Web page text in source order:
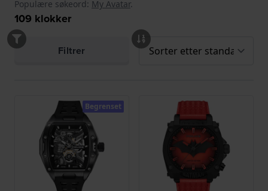
Populære søkeord: My Avatar.
109 klokker
Filtrer
Begrenset